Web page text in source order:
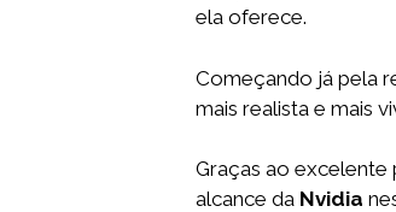
ela oferece.
Começando já pela
mais realista e mais
Graças ao excelente
alcance da Nvidia